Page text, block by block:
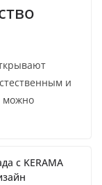
и
можно
с KERAMA